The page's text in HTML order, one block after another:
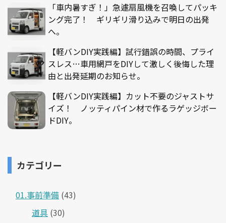
「車内暑すぎ！」急遽扇風機を召喚してパッキ
ング完了！ ギリギリ滑り込みで明日の出発
へ。
【軽バンDIY実践編】試行錯誤の時間、プライ
スレス…車用網戸をDIYして激しく後悔した理
由と出発延期のお知らせ。
【軽バンDIY実践編】カット不要のジャストサ
イズ！ ノッティパイン材で作るラゲッジボー
ドDIY。
カテゴリー
01.事前準備 (43)
道具 (30)